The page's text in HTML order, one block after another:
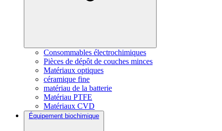
Consommables électrochimiques
Pièces de dépôt de couches minces
Matériaux optiques
céramique fine
matériau de la batterie
Matériau PTFE
Matériaux CVD
Équipement biochimique